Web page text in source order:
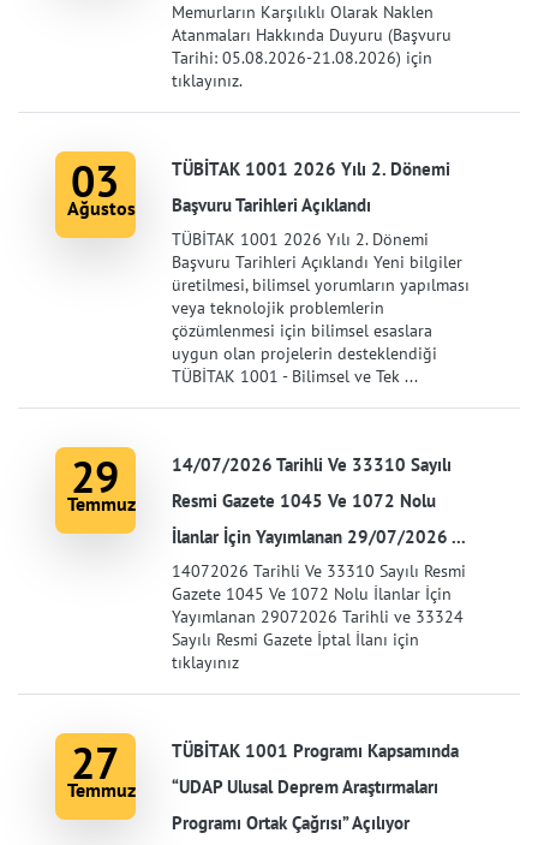
Memurların Karşılıklı Olarak Naklen
Atanmaları Hakkında Duyuru (Başvuru
Tarihi: 05.08.2026-21.08.2026) için
tıklayınız.
03
Ağustos
TÜBİTAK 1001 2026 Yılı 2. Dönemi
Başvuru Tarihleri Açıklandı
TÜBİTAK 1001 2026 Yılı 2. Dönemi
Başvuru Tarihleri Açıklandı Yeni bilgiler
üretilmesi, bilimsel yorumların yapılması
veya teknolojik problemlerin
çözümlenmesi için bilimsel esaslara
uygun olan projelerin desteklendiği
TÜBİTAK 1001 - Bilimsel ve Tek ...
29
Temmuz
14/07/2026 Tarihli Ve 33310 Sayılı
Resmi Gazete 1045 Ve 1072 Nolu
İlanlar İçin Yayımlanan 29/07/2026 ...
14072026 Tarihli Ve 33310 Sayılı Resmi
Gazete 1045 Ve 1072 Nolu İlanlar İçin
Yayımlanan 29072026 Tarihli ve 33324
Sayılı Resmi Gazete İptal İlanı için
tıklayınız
27
Temmuz
TÜBİTAK 1001 Programı Kapsamında
“UDAP Ulusal Deprem Araştırmaları
Programı Ortak Çağrısı” Açılıyor